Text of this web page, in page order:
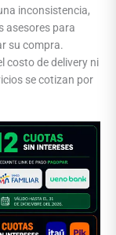
inconsistencia,
asesores para
su compra.
costo de delivery ni
se cotizan por